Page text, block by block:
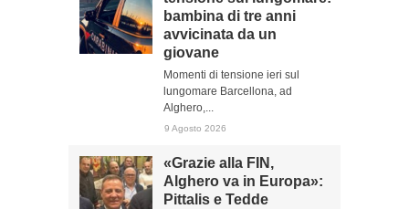
bambina di tre anni
avvicinata da un
giovane
Momenti di tensione ieri sul
lungomare Barcellona, ad
Alghero,...
9 Agosto 2026
«Grazie alla FIN,
Alghero va in Europa»:
Pittalis e Tedde